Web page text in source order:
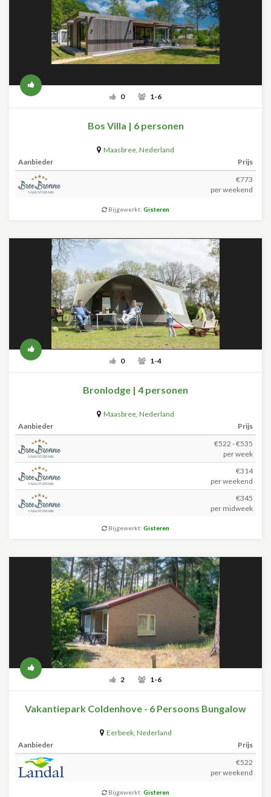
0 1-6
Bos Villa | 6 personen
Maasbree, Nederland
Aanbieder
Prijs
€773
per weekend
Bijgewerkt: Gisteren
0 1-4
Bronlodge | 4 personen
Maasbree, Nederland
Aanbieder
Prijs
€522 - €535
per week
€314
per weekend
€345
per midweek
Bijgewerkt: Gisteren
2 1-6
Vakantiepark Coldenhove - 6 Persoons Bungalow
Eerbeek, Nederland
Aanbieder
Prijs
€522
per weekend
Bijgewerkt: Gisteren